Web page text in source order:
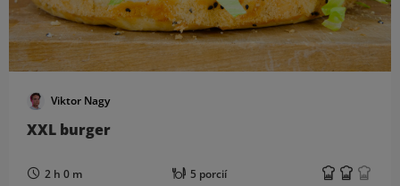
Viktor Nagy
XXL burger
2 h 0 m 5 porcií